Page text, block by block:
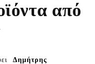
από
Δημήτρης